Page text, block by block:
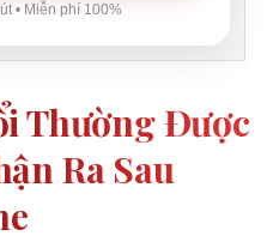
• Miễn phí 100%
Thường Được
Ra Sau